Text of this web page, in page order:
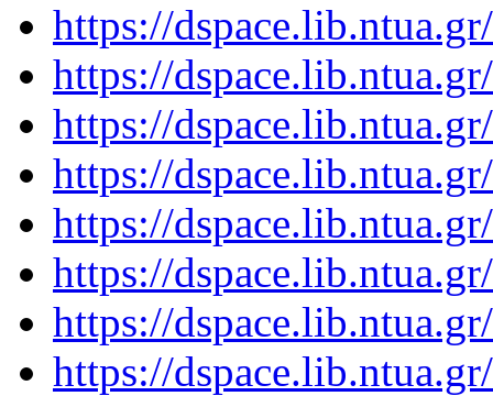
https://
https://
https://
https://
https://
https://
https://
https://